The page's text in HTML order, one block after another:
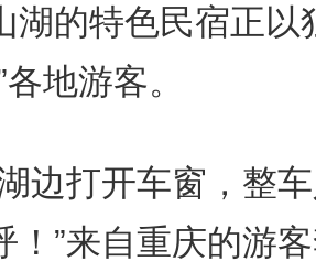
湖的特色民宿正以
地游客。
打开车窗，整车
！”来自重庆的游